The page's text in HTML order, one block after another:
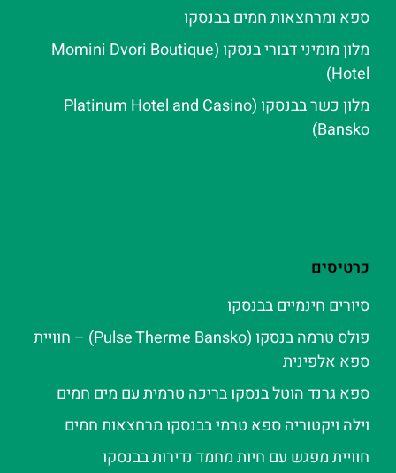
ספא ומרחצאות חמים בבנסקו
מלון מומיני דבורי בנסקו (Momini Dvori Boutique
Hotel)
מלון כשר בבנסקו (Platinum Hotel and Casino
Bansko)
כרטיסים
סיורים חינמיים בבנסקו
פולס טרמה בנסקו (Pulse Therme Bansko) – חוויית
ספא אלפינית
ספא גרנד הוטל בנסקו בריכה טרמית עם מים חמים
וילה ויקטוריה ספא טרמי בבנסקו מרחצאות חמים
חוויית מפגש עם חיות מחמד נדירות בבנסקו